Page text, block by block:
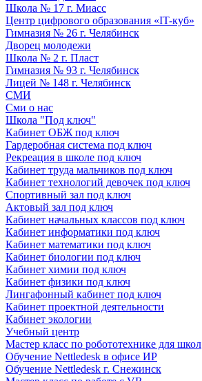
Школа № 17 г. Миасс
Центр цифрового образования «IT-куб»
Гимназия № 26 г. Челябинск
Дворец молодежи
Школа № 2 г. Пласт
Гимназия № 93 г. Челябинск
Лицей № 148 г. Челябинск
СМИ
Сми о нас
Школа "Под ключ"
Кабинет ОБЖ под ключ
Гардеробная система под ключ
Рекреация в школе под ключ
Кабинет труда мальчиков под ключ
Кабинет технологий девочек под ключ
Спортивный зал под ключ
Актовый зал под ключ
Кабинет начальных классов под ключ
Кабинет информатики под ключ
Кабинет математики под ключ
Кабинет биологии под ключ
Кабинет химии под ключ
Кабинет физики под ключ
Лингафонный кабинет под ключ
Кабинет проектной деятельности
Кабинет экологии
Учебный центр
Мастер класс по робототехнике для школ
Обучение Nettledesk в офисе ИР
Обучение Nettledesk г. Снежинск